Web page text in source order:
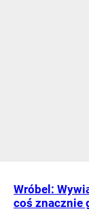
Wróbel:
coś znacznie